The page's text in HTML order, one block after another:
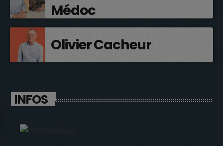
Médoc
Olivier Cacheur
INFOS